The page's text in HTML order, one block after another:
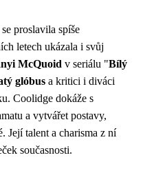
proslavila spíše
letech ukázala i svůj
McQuoid v seriálu "Bílý
glóbus a kritici i diváci
Coolidge dokáže s
a vytvářet postavy,
Její talent a charisma z ní
současnosti.